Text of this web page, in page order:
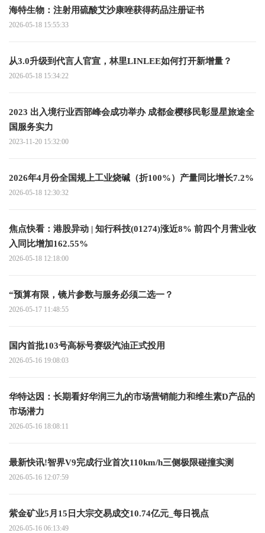
海特生物：注射用硫酸艾沙康唑获得药品注册证书
2026-05-18 15:55:33
从3.0升级到代言人官宣，林里LINLEE如何打开新增量？
2026-05-18 15:34:22
2023 出入境行业西部峰会成功举办 成都金樱移民彰显星旅途全
国服务实力
2023-11-20 15:32:00
2026年4月份全国规上工业烧碱（折100%）产量同比增长7.2%
2026-05-18 12:30:32
焦点快看：港股异动 | 知行科技(01274)涨近8% 前四个月营业收
入同比增加162.55%
2026-05-18 12:18:00
“预算有限，镜片参数与服务必须二选一？
2026-05-17 11:48:55
国内首批103号高标号赛级汽油正式投用
2026-05-16 19:08:03
华特达因：长期看好华润三九的市场营销能力和维生素D产品的
市场潜力
2026-05-16 18:08:11
最新快讯!智界V9完成行业首次110km/h三侧极限碰撞实测
2026-05-16 12:07:59
紫金矿业5月15日大宗交易成交10.74亿元_每日视点
2026-05-16 06:13:49